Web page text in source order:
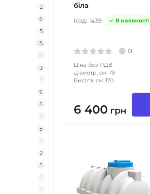
2
6
5
15
11
13
1
9
8
1
8
1
2
8
1
1
біла
Код: 1439 В наявності
0
Ціна: без ПДВ
Діаметр, см: 79
Висота, см: 170
6 400 грн